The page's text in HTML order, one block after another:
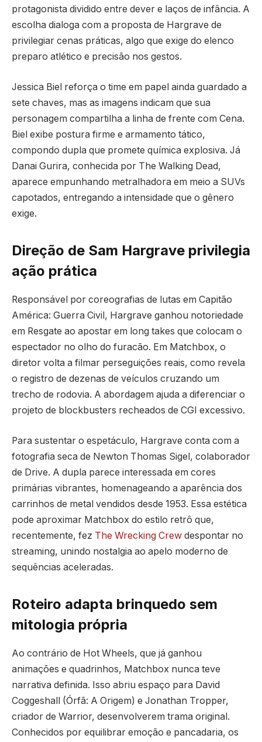
protagonista dividido entre dever e laços de infância. A
escolha dialoga com a proposta de Hargrave de
privilegiar cenas práticas, algo que exige do elenco
preparo atlético e precisão nos gestos.
Jessica Biel reforça o time em papel ainda guardado a
sete chaves, mas as imagens indicam que sua
personagem compartilha a linha de frente com Cena.
Biel exibe postura firme e armamento tático,
compondo dupla que promete química explosiva. Já
Danai Gurira, conhecida por The Walking Dead,
aparece empunhando metralhadora em meio a SUVs
capotados, entregando a intensidade que o gênero
exige.
Direção de Sam Hargrave privilegia
ação prática
Responsável por coreografias de lutas em Capitão
América: Guerra Civil, Hargrave ganhou notoriedade
em Resgate ao apostar em long takes que colocam o
espectador no olho do furacão. Em Matchbox, o
diretor volta a filmar perseguições reais, como revela
o registro de dezenas de veículos cruzando um
trecho de rodovia. A abordagem ajuda a diferenciar o
projeto de blockbusters recheados de CGI excessivo.
Para sustentar o espetáculo, Hargrave conta com a
fotografia seca de Newton Thomas Sigel, colaborador
de Drive. A dupla parece interessada em cores
primárias vibrantes, homenageando a aparência dos
carrinhos de metal vendidos desde 1953. Essa estética
pode aproximar Matchbox do estilo retrô que,
recentemente, fez The Wrecking Crew despontar no
streaming, unindo nostalgia ao apelo moderno de
sequências aceleradas.
Roteiro adapta brinquedo sem
mitologia própria
Ao contrário de Hot Wheels, que já ganhou
animações e quadrinhos, Matchbox nunca teve
narrativa definida. Isso abriu espaço para David
Coggeshall (Órfã: A Origem) e Jonathan Tropper,
criador de Warrior, desenvolverem trama original.
Conhecidos por equilibrar emoção e pancadaria, os